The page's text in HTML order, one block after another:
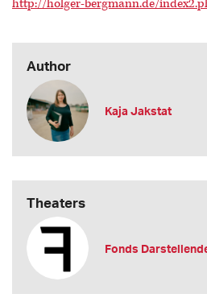
http://holger-bergmann.de/
Author
Kaja Jakstat
Theaters
Fonds